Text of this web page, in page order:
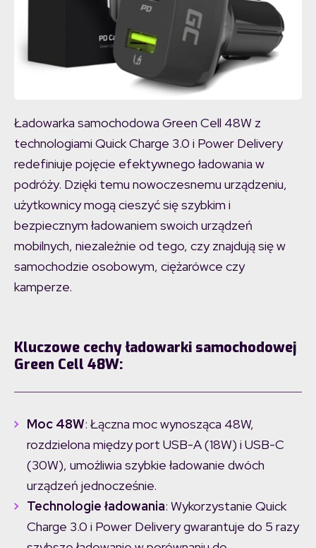
Ładowarka samochodowa Green Cell 48W z
technologiami Quick Charge 3.0 i Power Delivery
redefiniuje pojęcie efektywnego ładowania w
podróży. Dzięki temu nowoczesnemu urządzeniu,
użytkownicy mogą cieszyć się szybkim i
bezpiecznym ładowaniem swoich urządzeń
mobilnych, niezależnie od tego, czy znajdują się w
samochodzie osobowym, ciężarówce czy
kamperze.
Kluczowe cechy ładowarki samochodowej
Green Cell 48W:
Moc 48W: Łączna moc wynosząca 48W,
rozdzielona między port USB-A (18W) i USB-C
(30W), umożliwia szybkie ładowanie dwóch
urządzeń jednocześnie.
Technologie ładowania: Wykorzystanie Quick
Charge 3.0 i Power Delivery gwarantuje do 5 razy